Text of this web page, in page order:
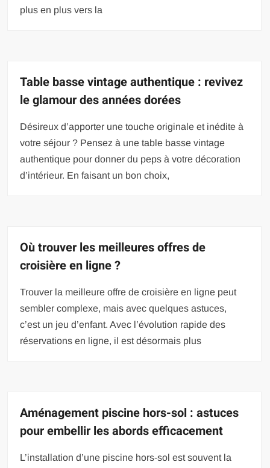
plus en plus vers la
Table basse vintage authentique : revivez
le glamour des années dorées
Désireux d’apporter une touche originale et inédite à
votre séjour ? Pensez à une table basse vintage
authentique pour donner du peps à votre décoration
d’intérieur. En faisant un bon choix,
Où trouver les meilleures offres de
croisière en ligne ?
Trouver la meilleure offre de croisière en ligne peut
sembler complexe, mais avec quelques astuces,
c’est un jeu d’enfant. Avec l’évolution rapide des
réservations en ligne, il est désormais plus
Aménagement piscine hors-sol : astuces
pour embellir les abords efficacement
L’installation d’une piscine hors-sol est souvent la